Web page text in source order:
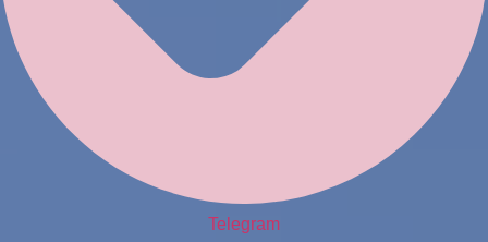
Telegram